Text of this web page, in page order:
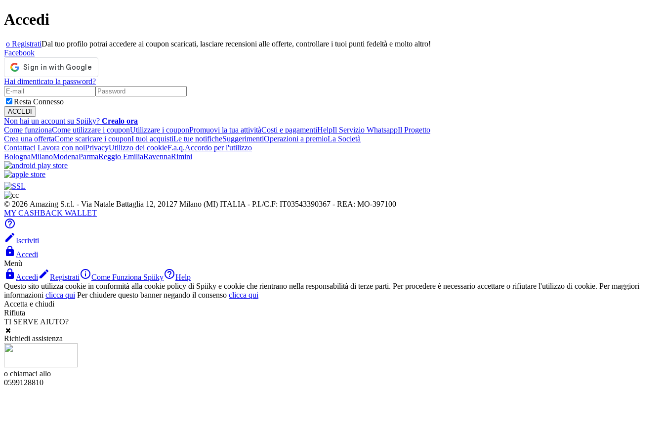
Accedi
o RegistratiDal tuo profilo potrai accedere ai coupon scaricati, lasciare recensioni alle offerte, controllare i tuoi punti fedeltà e molto altro!
Facebook
Hai dimenticato la password?
Resta Connesso
Non hai un account su Spiiky? Crealo ora
Come funzionaCome utilizzare i couponUtilizzare i couponPromuovi la tua attivitàCosti e pagamentiHelpIl Servizio WhatsappIl Progetto
Crea una offertaCome scaricare i couponI tuoi acquistiLe tue notificheSuggerimentiOperazioni a premioLa Società
Contattaci Lavora con noiPrivacyUtilizzo dei cookieF.a.q.Accordo per l'utilizzo
BolognaMilanoModenaParmaReggio EmiliaRavennaRimini
© 2026 Amazing S.r.l. - Via Natale Battaglia 12, 20127 Milano (MI) ITALIA - P.I./C.F: IT03543390367 - REA: MO-397100
MY CASHBACK WALLET

Iscriviti
 Accedi
Menù
 Accedi RegistratiCome Funziona SpiikyHelp
Questo sito utilizza cookie in conformità alla cookie policy di Spiiky e cookie che rientrano nella responsabilità di terze parti. Per procedere è necessario accettare o rifiutare l'utilizzo di cookie. Per maggiori
informazioni clicca qui Per chiudere questo banner negando il consenso clicca qui
Accetta e chiudi
Rifiuta
TI SERVE AIUTO?
Richiedi assistenza
o chiamaci allo
0599128810